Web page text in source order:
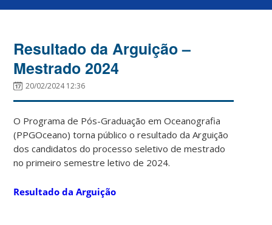
Resultado da Arguição –
Mestrado 2024
20/02/2024 12:36
O Programa de Pós-Graduação em Oceanografia
(PPGOceano) torna público o resultado da Arguição
dos candidatos do processo seletivo de mestrado
no primeiro semestre letivo de 2024.
Resultado da Arguição